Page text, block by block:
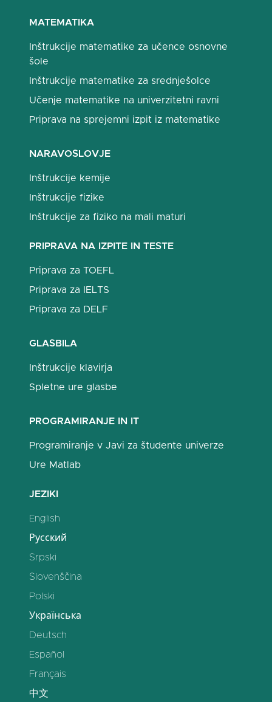
MATEMATIKA
Inštrukcije matematike za učence osnovne
šole
Inštrukcije matematike za srednješolce
Učenje matematike na univerzitetni ravni
Priprava na sprejemni izpit iz matematike
NARAVOSLOVJE
Inštrukcije kemije
Inštrukcije fizike
Inštrukcije za fiziko na mali maturi
PRIPRAVA NA IZPITE IN TESTE
Priprava za TOEFL
Priprava za IELTS
Priprava za DELF
GLASBILA
Inštrukcije klavirja
Spletne ure glasbe
PROGRAMIRANJE IN IT
Programiranje v Javi za študente univerze
Ure Matlab
JEZIKI
English
Русский
Srpski
Slovenščina
Polski
Українська
Deutsch
Español
Français
中文